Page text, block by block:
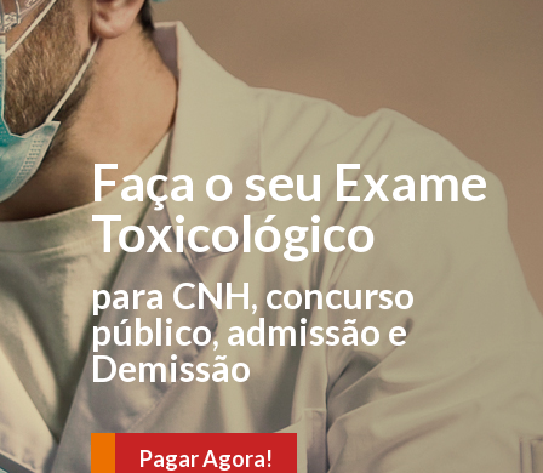
Faça o seu Exame
Toxicológico
para CNH, concurso
público, admissão e
Demissão
Pagar Agora!